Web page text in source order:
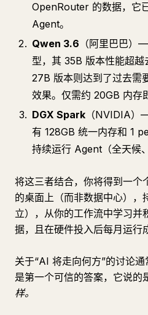
OpenRouter 的数据，它
Agent。
Qwen 3.6 （阿里巴巴
型，其 35B 版本性能超
27B 版本则达到了过去需
效果。仅需约 20GB 内存
DGX Spark （NVIDIA
有 128GB 统一内存和 1
持续运行 Agent（全天候
将这三者结合，你将得到一
的桌面上（而非数据中心），
立），从你的工作流中学习并
据，且在硬件投入后每月运行
关于“AI 将走向何方”的讨论
是第一个可信的答案，它说的
样。